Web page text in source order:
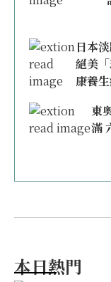
日本
絕美
康養
東
滿
本日熱門